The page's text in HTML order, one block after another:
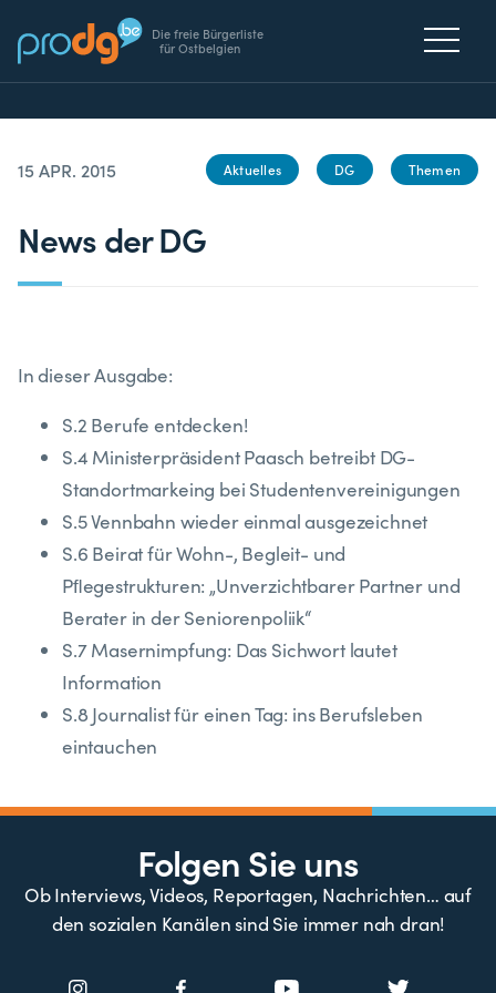
Die freie Bürgerliste
für Ostbelgien
15 APR. 2015 Aktuelles DG Themen
News der DG
In dieser Ausgabe:
S.2 Berufe entdecken!
S.4 Ministerpräsident Paasch betreibt DG-
Standortmarkeing bei Studentenvereinigungen
S.5 Vennbahn wieder einmal ausgezeichnet
S.6 Beirat für Wohn-, Begleit- und
Pﬂegestrukturen: „Unverzichtbarer Partner und
Berater in der Seniorenpoliik“
S.7 Masernimpfung: Das Sichwort lautet
Information
S.8 Journalist für einen Tag: ins Berufsleben
eintauchen
Folgen Sie uns
Ob Interviews, Videos, Reportagen, Nachrichten… auf
den sozialen Kanälen sind Sie immer nah dran!